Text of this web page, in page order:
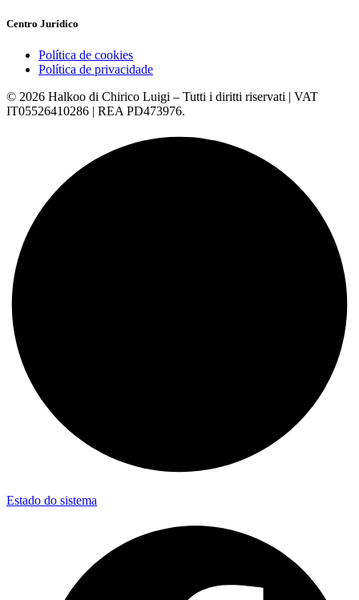
Centro Jurídico
Política de cookies
Política de privacidade
© 2026 Halkoo di Chirico Luigi – Tutti i diritti riservati | VAT
IT05526410286 | REA PD473976.
Estado do sistema